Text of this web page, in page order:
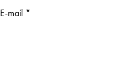
E-mail *